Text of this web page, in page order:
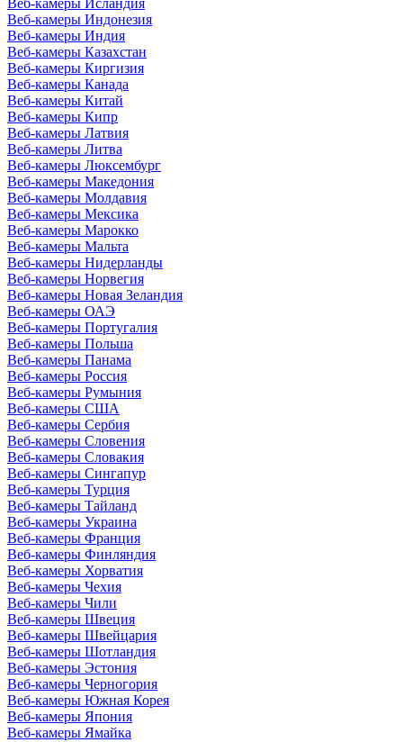
Веб-камеры Исландия
Веб-камеры Индонезия
Веб-камеры Индия
Веб-камеры Казахстан
Веб-камеры Киргизия
Веб-камеры Канада
Веб-камеры Китай
Веб-камеры Кипр
Веб-камеры Латвия
Веб-камеры Литва
Веб-камеры Люксембург
Веб-камеры Македония
Веб-камеры Молдавия
Веб-камеры Мексика
Веб-камеры Марокко
Веб-камеры Мальта
Веб-камеры Нидерланды
Веб-камеры Норвегия
Веб-камеры Новая Зеландия
Веб-камеры ОАЭ
Веб-камеры Португалия
Веб-камеры Польша
Веб-камеры Панама
Веб-камеры Россия
Веб-камеры Румыния
Веб-камеры США
Веб-камеры Сербия
Веб-камеры Словения
Веб-камеры Словакия
Веб-камеры Сингапур
Веб-камеры Турция
Веб-камеры Тайланд
Веб-камеры Украина
Веб-камеры Франция
Веб-камеры Финляндия
Веб-камеры Хорватия
Веб-камеры Чехия
Веб-камеры Чили
Веб-камеры Швеция
Веб-камеры Швейцария
Веб-камеры Шотландия
Веб-камеры Эстония
Веб-камеры Черногория
Веб-камеры Южная Корея
Веб-камеры Япония
Веб-камеры Ямайка